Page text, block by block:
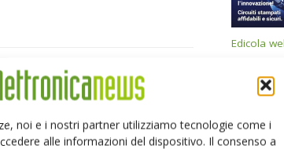
noi e i nostri partner utilizziamo tecnologie come i
alle informazioni del dispositivo. Il consenso a
Edicola